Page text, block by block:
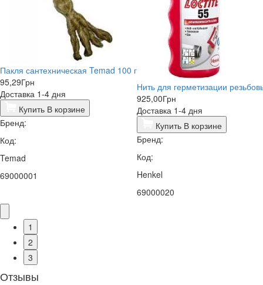
Пакля сантехническая Temad 100 г
95,29Грн
Доставка 1-4 дня
Купить В корзине
Бренд:
Код:
Temad
69000001
Нить для герметизации
925,00Грн
Доставка 1-4 дня
Купить В корзине
Бренд:
Код:
Henkel
69000020
1
2
3
Отзывы